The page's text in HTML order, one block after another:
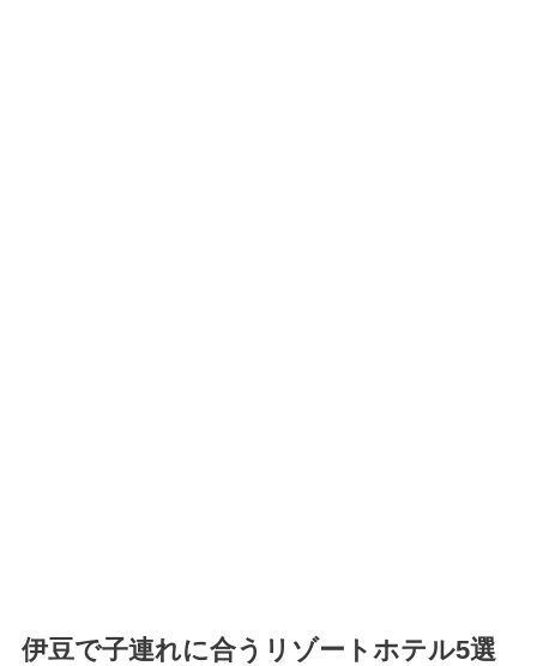
伊豆で子連れに合うリゾートホテル5選